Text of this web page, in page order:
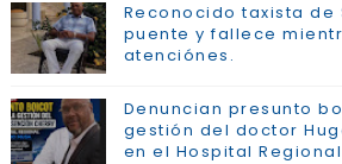
Reconocido taxista de
puente y fallece
atenciónes.
Denuncian presunto
gestión del doctor
en el Hospital